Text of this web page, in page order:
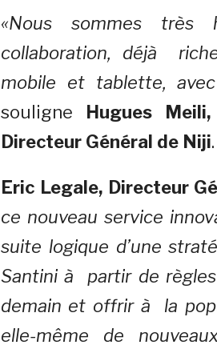
«Nous sommes très
collaboration, déjà
mobile et tablette, avec
souligne
Hugues
Directeur Général de Niji.
Eric Legale, Directeur
ce nouveau service
suite logique d’une
Santini à partir de
demain et offrir à la
elle-même de